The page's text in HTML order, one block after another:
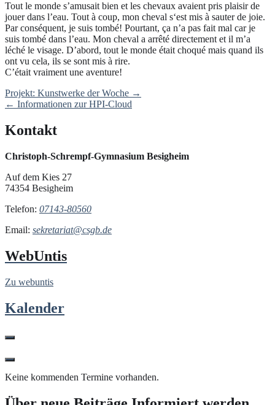
Tout le monde s’amusait bien et les chevaux avaient pris plaisir de
jouer dans l’eau. Tout à coup, mon cheval s‘est mis à sauter de joie.
Par conséquent, je suis tombé! Pourtant, ça n’a pas fait mal car je
suis tombé dans l’eau. Mon cheval a arrêté directement et il m’a
léché le visage. D’abord, tout le monde était choqué mais quand ils
ont vu cela, ils se sont mis à rire.
C’était vraiment une aventure!
Post
navigation
Projekt: Kunstwerke der Woche →
← Informationen zur HPI-Cloud
Kontakt
Christoph-Schrempf-Gymnasium Besigheim
Auf dem Kies 27
74354 Besigheim
Telefon: 07143-80560
Email: sekretariat@csgb.de
WebUntis
Zu webuntis
Kalender
Keine kommenden Termine vorhanden.